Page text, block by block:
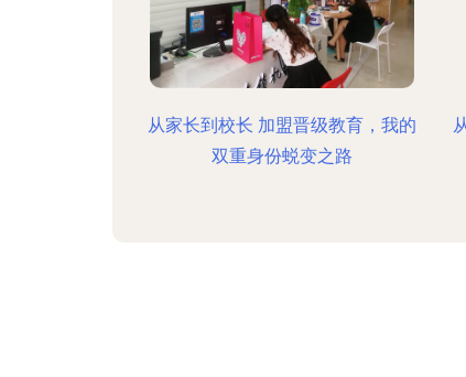
从家长到校长 加盟晋级教育，我的
双重身份蜕变之路